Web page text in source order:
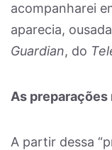
acompanharei
aparecia,
Guardian, do
As preparações
A partir dessa